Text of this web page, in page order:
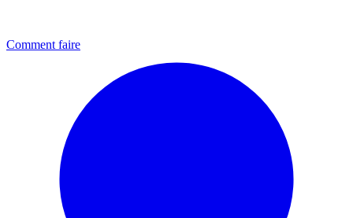
Comment faire